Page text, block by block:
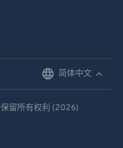
简体中文
保留所有权利 (2026)